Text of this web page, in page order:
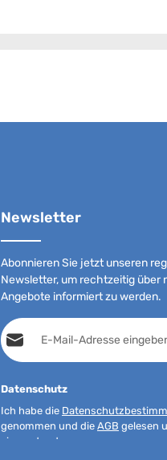
Newsletter
Abonnieren Sie jetzt unseren
Newsletter, um rechtzeitig über
Angebote informiert zu werden.
E-Mail-Adresse*
Datenschutz
Ich habe die
genommen und die AGB gelesen
einverstanden.